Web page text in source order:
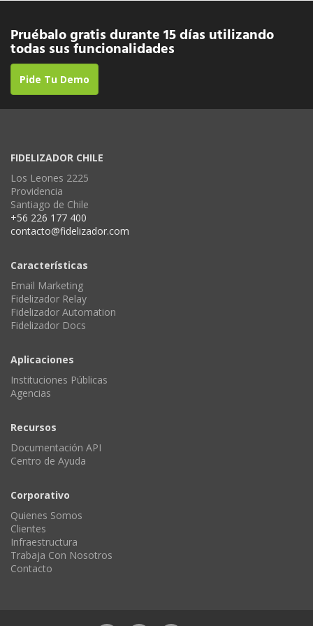
Pruébalo gratis durante 15 días utilizando
todas sus funcionalidades
Pide Tu Demo
FIDELIZADOR CHILE
Los Leones 2225
Providencia
Santiago de Chile
+56 226 177 400
contacto@fidelizador.com
Características
Email Marketing
Fidelizador Relay
Fidelizador Automation
Fidelizador Docs
Aplicaciones
Instituciones Públicas
Agencias
Recursos
Documentación API
Centro de Ayuda
Corporativo
Quienes Somos
Clientes
Infraestructura
Trabaja Con Nosotros
Contacto